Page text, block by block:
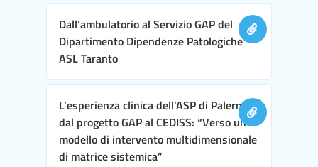
Dall’ambulatorio al Servizio GAP del
Dipartimento Dipendenze Patologiche
ASL Taranto
L’esperienza clinica dell’ASP di Palermo,
dal progetto GAP al CEDISS: “Verso un
modello di intervento multidimensionale
di matrice sistemica”